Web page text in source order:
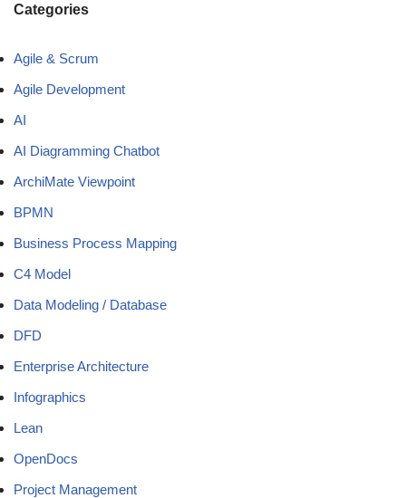
Categories
Agile & Scrum
Agile Development
AI
AI Diagramming Chatbot
ArchiMate Viewpoint
BPMN
Business Process Mapping
C4 Model
Data Modeling / Database
DFD
Enterprise Architecture
Infographics
Lean
OpenDocs
Project Management